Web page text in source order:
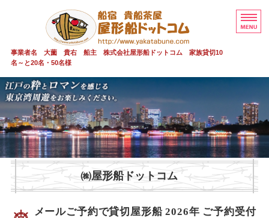
屋形船 貸切
事業者名 大薗 貴右 船主 株式会社屋形船ドットコム 家族貸切10
名～と20名・50名様
屋形船 貸切 貴船茶屋
貴船茶屋 20～50名
家族貸切少人数
安全情報
ご予約・お問い合わせ
㈱屋形船ドットコム
メールご予約で貸切屋形船 2026年 ご予約受付